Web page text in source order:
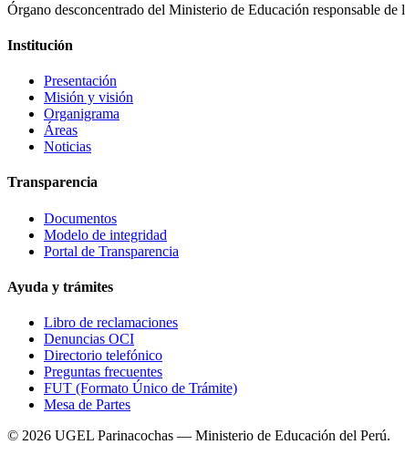
Órgano desconcentrado del Ministerio de Educación responsable
Institución
Presentación
Misión y visión
Organigrama
Áreas
Noticias
Transparencia
Documentos
Modelo de integridad
Portal de Transparencia
Ayuda y trámites
Libro de reclamaciones
Denuncias OCI
Directorio telefónico
Preguntas frecuentes
FUT (Formato Único de Trámite)
Mesa de Partes
© 2026 UGEL Parinacochas — Ministerio de Educación del Perú.